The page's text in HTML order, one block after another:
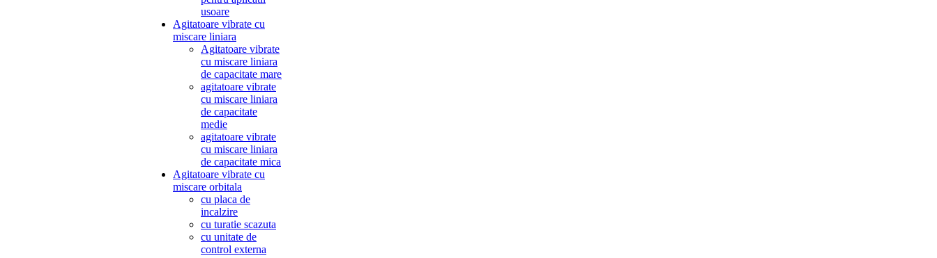
usoare
Agitatoare vibrate cu
miscare liniara
Agitatoare vibrate
cu miscare liniara
de capacitate mare
agitatoare vibrate
cu miscare liniara
de capacitate
medie
agitatoare vibrate
cu miscare liniara
de capacitate mica
Agitatoare vibrate cu
miscare orbitala
cu placa de
incalzire
cu turatie scazuta
cu unitate de
control externa